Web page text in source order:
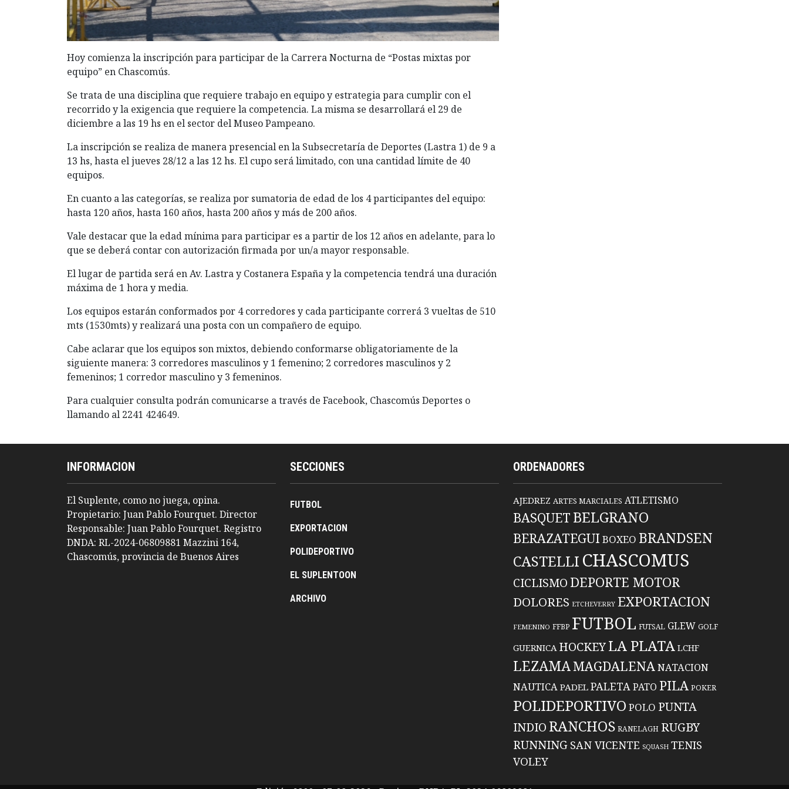
Hoy comienza la inscripción para participar de la Carrera Nocturna de “Postas mixtas por
equipo” en Chascomús.
Se trata de una disciplina que requiere trabajo en equipo y estrategia para cumplir con el
recorrido y la exigencia que requiere la competencia. La misma se desarrollará el 29 de
diciembre a las 19 hs en el sector del Museo Pampeano.
La inscripción se realiza de manera presencial en la Subsecretaría de Deportes (Lastra 1) de 9 a
13 hs, hasta el jueves 28/12 a las 12 hs. El cupo será limitado, con una cantidad límite de 40
equipos.
En cuanto a las categorías, se realiza por sumatoria de edad de los 4 participantes del equipo:
hasta 120 años, hasta 160 años, hasta 200 años y más de 200 años.
Vale destacar que la edad mínima para participar es a partir de los 12 años en adelante, para lo
que se deberá contar con autorización firmada por un/a mayor responsable.
El lugar de partida será en Av. Lastra y Costanera España y la competencia tendrá una duración
máxima de 1 hora y media.
Los equipos estarán conformados por 4 corredores y cada participante correrá 3 vueltas de 510
mts (1530mts) y realizará una posta con un compañero de equipo.
Cabe aclarar que los equipos son mixtos, debiendo conformarse obligatoriamente de la
siguiente manera: 3 corredores masculinos y 1 femenino; 2 corredores masculinos y 2
femeninos; 1 corredor masculino y 3 femeninos.
Para cualquier consulta podrán comunicarse a través de Facebook, Chascomús Deportes o
llamando al 2241 424649.
INFORMACION
El Suplente, como no juega, opina.
Propietario: Juan Pablo Fourquet. Director
Responsable: Juan Pablo Fourquet. Registro
DNDA: RL-2024-06809881 Mazzini 164,
Chascomús, provincia de Buenos Aires
SECCIONES
FUTBOL
EXPORTACION
POLIDEPORTIVO
EL SUPLENTOON
ARCHIVO
ORDENADORES
AJEDREZ ARTES MARCIALES ATLETISMO
BASQUET BELGRANO
BERAZATEGUIBOXEO BRANDSEN
CASTELLI CHASCOMUS
CICLISMO DEPORTE MOTOR
DOLORES ETCHEVERRY EXPORTACION
FEMENINO FFBP FUTBOL FUTSAL GLEW GOLF
GUERNICA HOCKEYLA PLATA LCHF
LEZAMAMAGDALENANATACION
NAUTICA PADEL PALETAPATO PILA POKER
POLIDEPORTIVO POLO PUNTA
INDIO RANCHOS RANELAGH RUGBY
RUNNING SAN VICENTE SQUASH TENIS
VOLEY